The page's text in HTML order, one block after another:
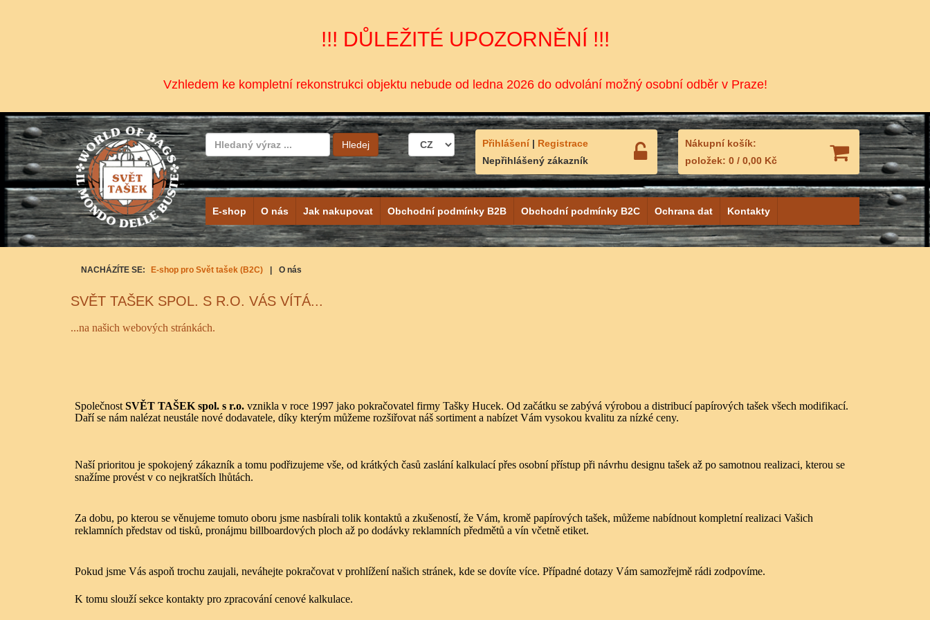
!!! DŮLEŽITÉ UPOZORNĚNÍ !!!
Vzhledem ke kompletní rekonstrukci objektu nebude od ledna 2026 do odvolání možný osobní odběr v Praze!
Nákupní košík:
položek: 0 / 0,00 Kč
Přihlášení | Registrace
Nepřihlášený zákazník
E-shop O nás Jak nakupovat Obchodní podmínky B2B Obchodní podmínky B2C Ochrana dat Kontakty
NACHÁZÍTE SE: E-shop pro Svět tašek (B2C) O nás
SVĚT TAŠEK SPOL. S R.O. VÁS VÍTÁ...
...na našich webových stránkách.
Společnost SVĚT TAŠEK spol. s r.o. vznikla v roce 1997 jako pokračovatel firmy Tašky Hucek. Od začátku se zabývá výrobou a distribucí papírových tašek všech modifikací.
Daří se nám nalézat neustále nové dodavatele, díky kterým můžeme rozšiřovat náš sortiment a nabízet Vám vysokou kvalitu za nízké ceny.
Naší prioritou je spokojený zákazník a tomu podřizujeme vše, od krátkých časů zaslání kalkulací přes osobní přístup při návrhu designu tašek až po samotnou realizaci, kterou se
snažíme provést v co nejkratších lhůtách.
Za dobu, po kterou se věnujeme tomuto oboru jsme nasbírali tolik kontaktů a zkušeností, že Vám, kromě papírových tašek, můžeme nabídnout kompletní realizaci Vašich
reklamních představ od tisků, pronájmu billboardových ploch až po dodávky reklamních předmětů a vín včetně etiket.
Pokud jsme Vás aspoň trochu zaujali, neváhejte pokračovat v prohlížení našich stránek, kde se dovíte více. Případné dotazy Vám samozřejmě rádi zodpovíme.
K tomu slouží sekce kontakty pro zpracování cenové kalkulace.